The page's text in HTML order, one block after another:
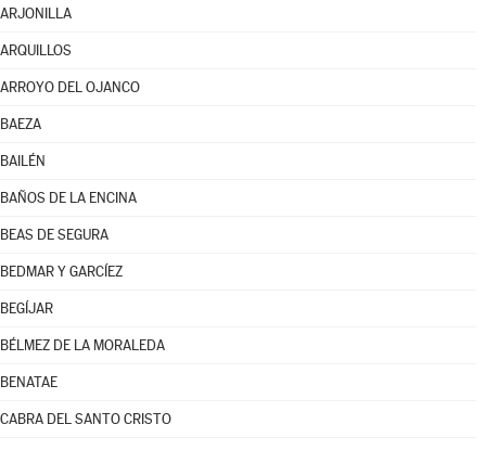
ARJONILLA
ARQUILLOS
ARROYO DEL OJANCO
BAEZA
BAILÉN
BAÑOS DE LA ENCINA
BEAS DE SEGURA
BEDMAR Y GARCÍEZ
BEGÍJAR
BÉLMEZ DE LA MORALEDA
BENATAE
CABRA DEL SANTO CRISTO